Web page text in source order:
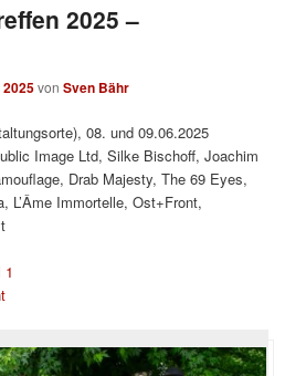
2025 –
vonSven Bähr
08. und 09.06.2025
Image Ltd, Silke Bischoff, Joachim
Drab Majesty, The 69 Eyes,
L’Âme Immortelle, Ost+Front,